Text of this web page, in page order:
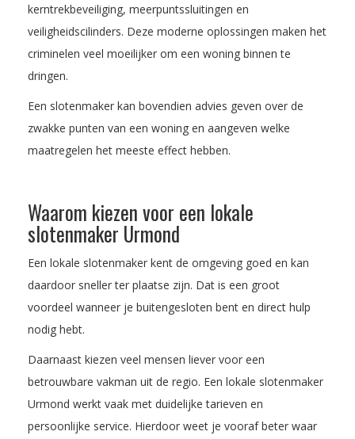
kerntrekbeveiliging, meerpuntssluitingen en
veiligheidscilinders. Deze moderne oplossingen maken het
criminelen veel moeilijker om een woning binnen te
dringen.
Een slotenmaker kan bovendien advies geven over de
zwakke punten van een woning en aangeven welke
maatregelen het meeste effect hebben.
Waarom kiezen voor een lokale
slotenmaker Urmond
Een lokale slotenmaker kent de omgeving goed en kan
daardoor sneller ter plaatse zijn. Dat is een groot
voordeel wanneer je buitengesloten bent en direct hulp
nodig hebt.
Daarnaast kiezen veel mensen liever voor een
betrouwbare vakman uit de regio. Een lokale slotenmaker
Urmond werkt vaak met duidelijke tarieven en
persoonlijke service. Hierdoor weet je vooraf beter waar